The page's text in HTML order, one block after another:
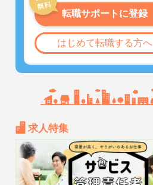
転職サポートに登録
はじめて転職する方へ
求人特集